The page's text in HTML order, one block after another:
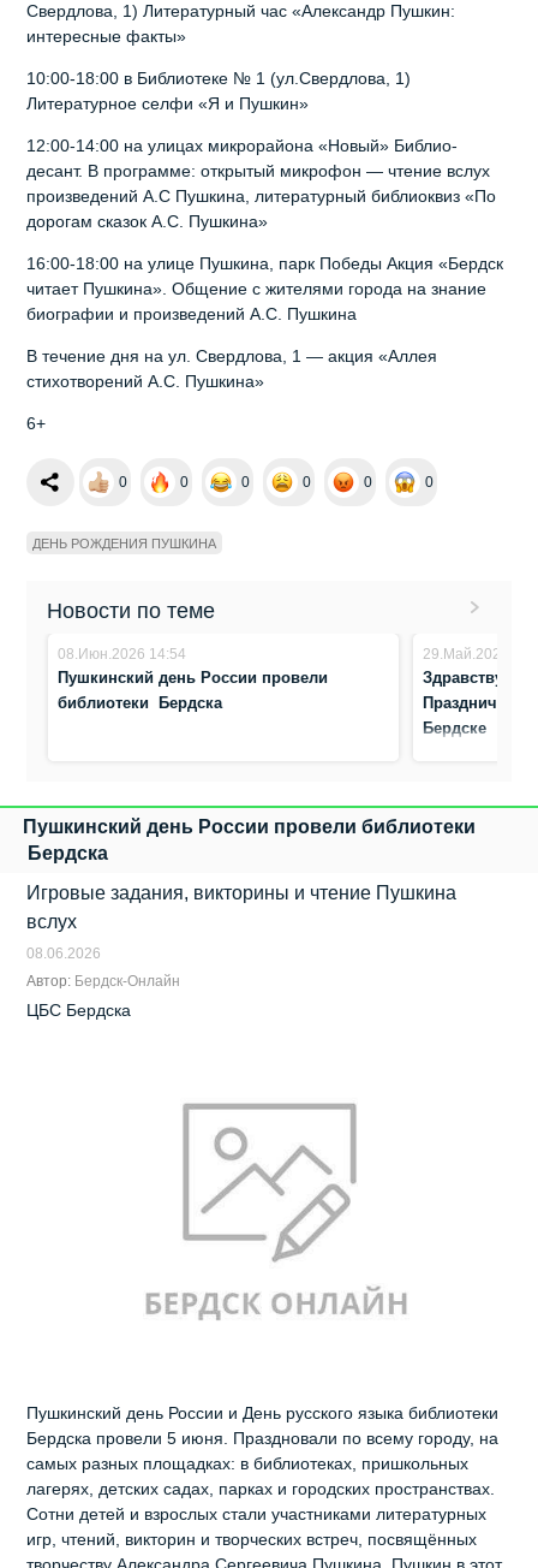
Свердлова, 1) Литературный час «Александр Пушкин:
интересные факты»
10:00-18:00 в Библиотеке № 1 (ул.Свердлова, 1)
Литературное селфи «Я и Пушкин»
12:00-14:00 на улицах микрорайона «Новый» Библио-
десант. В программе: открытый микрофон — чтение вслух
произведений А.С Пушкина, литературный библиоквиз «По
дорогам сказок А.С. Пушкина»
16:00-18:00 на улице Пушкина, парк Победы Акция «Бердск
читает Пушкина». Общение с жителями города на знание
биографии и произведений А.С. Пушкина
В течение дня на ул. Свердлова, 1 — акция «Аллея
стихотворений А.С. Пушкина»
6+
0 0 0 0 0 0
ДЕНЬ РОЖДЕНИЯ ПУШКИНА
Новости по теме
08.Июн.2026 14:54
Пушкинский день России провели
библиотеки Бердска
29.Май.2026
Здравствуй,
Праздничная
Бердске
Пушкинский день России провели библиотеки
Бердска
Игровые задания, викторины и чтение Пушкина
вслух
08.06.2026
Автор: Бердск-Онлайн
ЦБС Бердска
Пушкинский день России и День русского языка библиотеки
Бердска провели 5 июня. Праздновали по всему городу, на
самых разных площадках: в библиотеках, пришкольных
лагерях, детских садах, парках и городских пространствах.
Сотни детей и взрослых стали участниками литературных
игр, чтений, викторин и творческих встреч, посвящённых